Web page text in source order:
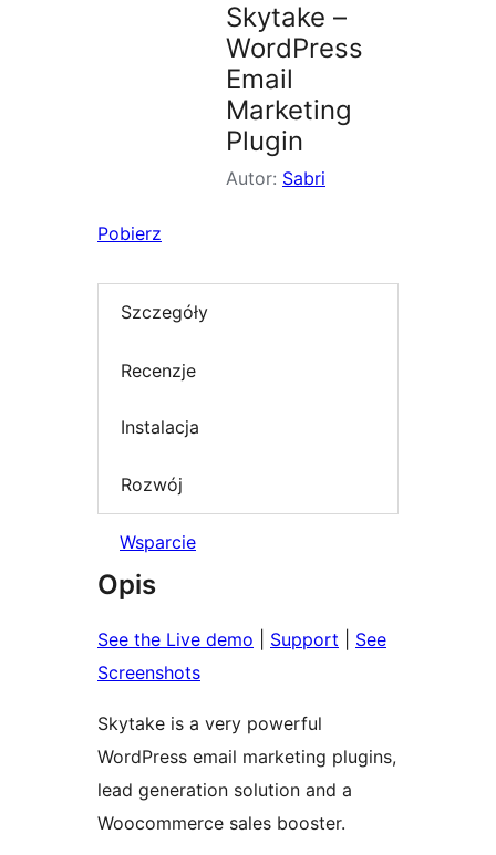
Skytake –
WordPress
Email
Marketing
Plugin
Autor: Sabri
Pobierz
Szczegóły
Recenzje
Instalacja
Rozwój
Wsparcie
Opis
See the Live demo Support
See
Screenshots
Skytake is a very powerful
WordPress email marketing plugins,
lead generation solution and a
Woocommerce sales booster.